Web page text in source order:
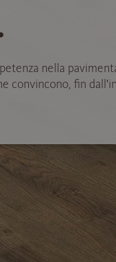
nella
convincono, fin